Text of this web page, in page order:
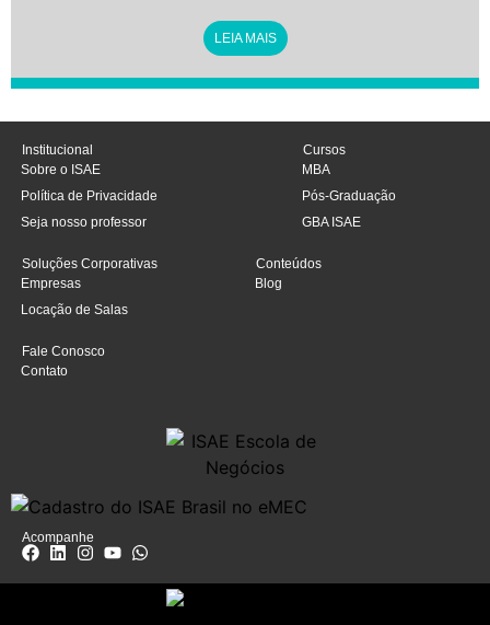
LEIA MAIS
Institucional
Sobre o ISAE
Política de Privacidade
Seja nosso professor
Cursos
MBA
Pós-Graduação
GBA ISAE
Soluções Corporativas
Empresas
Locação de Salas
Conteúdos
Blog
Fale Conosco
Contato
Acompanhe